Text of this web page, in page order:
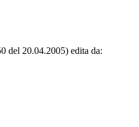
del 20.04.2005) edita da: